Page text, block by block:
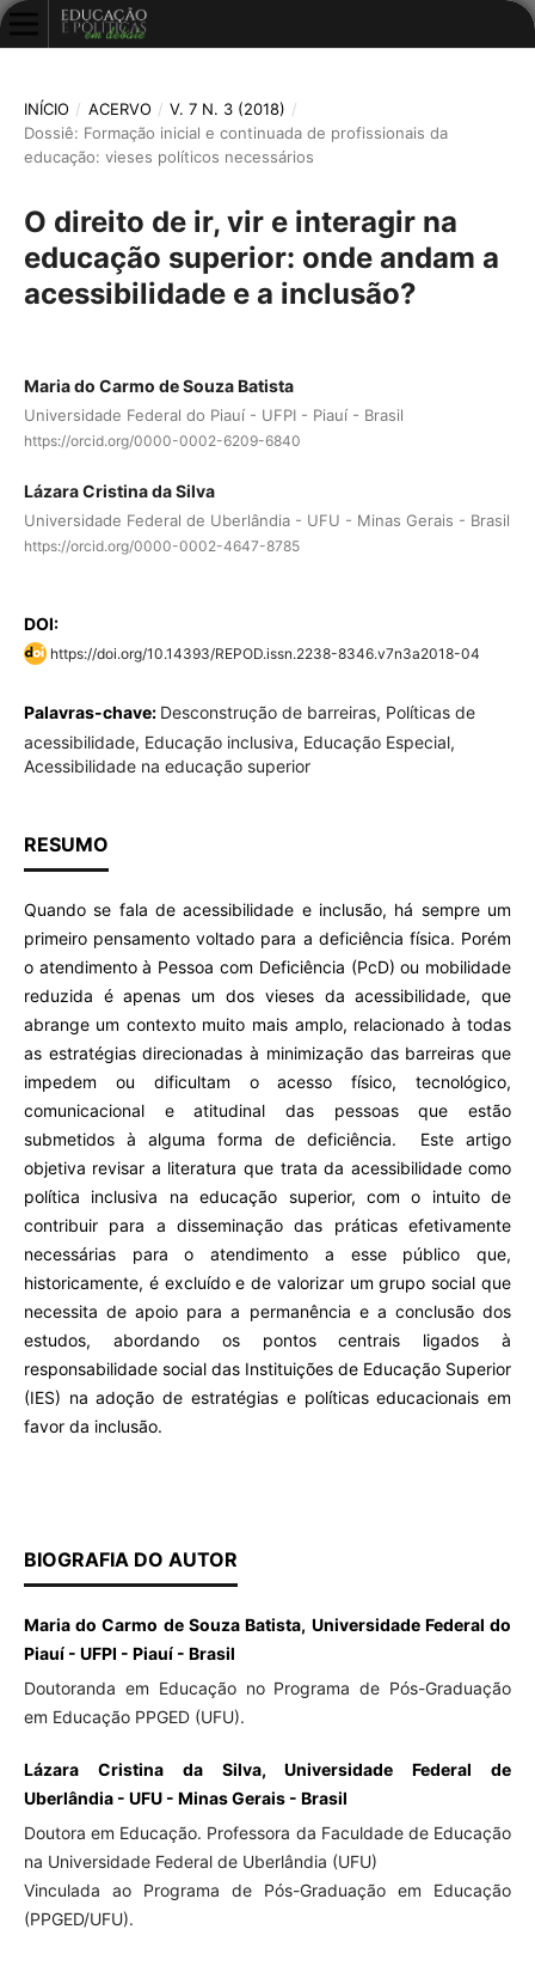
INÍCIO / ACERVO / V. 7 N. 3 (2018) /
Dossiê: Formação inicial e continuada de profissionais da
educação: vieses políticos necessários
O direito de ir, vir e interagir na
educação superior: onde andam a
acessibilidade e a inclusão?
Maria do Carmo de Souza Batista
Universidade Federal do Piauí - UFPI - Piauí - Brasil
https://orcid.org/0000-0002-6209-6840
Lázara Cristina da Silva
Universidade Federal de Uberlândia - UFU - Minas Gerais - Brasil
https://orcid.org/0000-0002-4647-8785
DOI:
https://doi.org/10.14393/REPOD.issn.2238-8346.v7n3a2018-04
Palavras-chave: Desconstrução de barreiras, Políticas de
acessibilidade, Educação inclusiva, Educação Especial,
Acessibilidade na educação superior
RESUMO
Quando se fala de acessibilidade e inclusão, há sempre um
primeiro pensamento voltado para a deficiência física. Porém
o atendimento à Pessoa com Deficiência (PcD) ou mobilidade
reduzida é apenas um dos vieses da acessibilidade, que
abrange um contexto muito mais amplo, relacionado à todas
as estratégias direcionadas à minimização das barreiras que
impedem ou dificultam o acesso físico, tecnológico,
comunicacional e atitudinal das pessoas que estão
submetidos à alguma forma de deficiência. Este artigo
objetiva revisar a literatura que trata da acessibilidade como
política inclusiva na educação superior, com o intuito de
contribuir para a disseminação das práticas efetivamente
necessárias para o atendimento a esse público que,
historicamente, é excluído e de valorizar um grupo social que
necessita de apoio para a permanência e a conclusão dos
estudos, abordando os pontos centrais ligados à
responsabilidade social das Instituições de Educação Superior
(IES) na adoção de estratégias e políticas educacionais em
favor da inclusão.
BIOGRAFIA DO AUTOR
Maria do Carmo de Souza Batista, Universidade Federal do
Piauí - UFPI - Piauí - Brasil
Doutoranda em Educação no Programa de Pós-Graduação
em Educação PPGED (UFU).
Lázara Cristina da Silva, Universidade Federal de
Uberlândia - UFU - Minas Gerais - Brasil
Doutora em Educação. Professora da Faculdade de Educação
na Universidade Federal de Uberlândia (UFU)
Vinculada ao Programa de Pós-Graduação em Educação
(PPGED/UFU).